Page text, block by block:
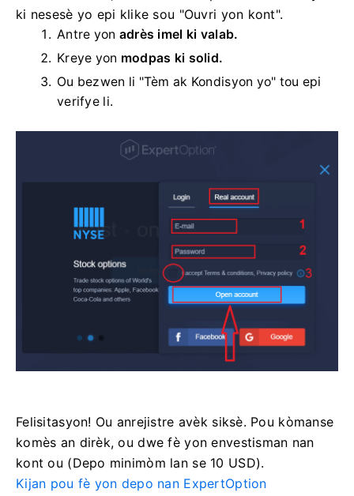
ki nesesè yo epi klike sou "Ouvri yon kont".
Antre yon adrès imel ki valab.
Kreye yon modpas ki solid.
Ou bezwen li "Tèm ak Kondisyon yo" tou epi
verifye li.
Felisitasyon! Ou anrejistre avèk siksè. Pou kòmanse
komès an dirèk, ou dwe fè yon envestisman nan
kont ou (Depo minimòm lan se 10 USD).
Kijan pou fè yon depo nan ExpertOption